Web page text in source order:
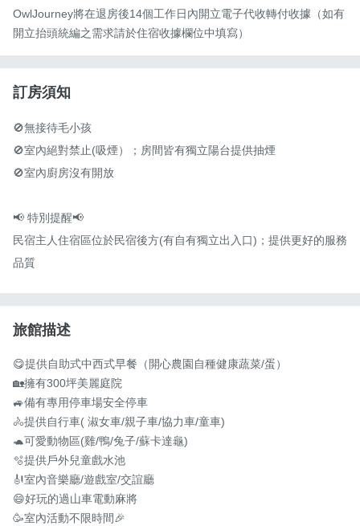
OwlJourney將在退房後14個工作日內開立電子代收轉付收據（如有
開立抬頭統編之需求請於住宿收據欄位中填寫）
訂房須知
🚫無接待毛小孩
🚫室內絕對禁止(吸煙）；房間皆有獨立陽台提供抽煙
🚫室內廚房沒有開放
📢 特別提醒📢
民宿主人住宿區位於民宿後方(有自有獨立出入口)；提供更好的服務
品質
旅館描述
😋提供自助式中西式早餐（開心農園自種健康蔬菜/蛋）
🏡擁有300坪美麗庭院
🚙備有專用停車場安全停車
🚴提供自行車( 淑女車/親子車/協力車/童車)
🐢可愛動物區(雞/鴨/兔子/蘇卡達龜)
🫧提供戶外兒童戲水池
🎻室內音樂廳/遊戲室/交誼廳
😄好玩的過山車電動麻將
🥳室內活動不限時間🎉